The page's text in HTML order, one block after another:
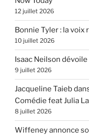
12 juillet 2026
Bonnie Tyler : la voix
10 juillet 2026
Isaac Neilson
9 juillet 2026
Jacqueline Taieb
Comédie feat Julia
8 juillet 2026
Wiffeney annonce